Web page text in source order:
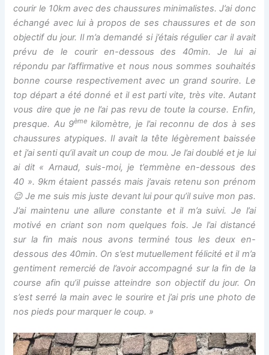
courir le 10km avec des chaussures minimalistes. J’ai donc
échangé avec lui à propos de ses chaussures et de son
objectif du jour. Il m’a demandé si j’étais régulier car il avait
prévu de le courir en-dessous des 40min. Je lui ai
répondu par l’affirmative et nous nous sommes souhaités
bonne course respectivement avec un grand sourire. Le
top départ a été donné et il est parti vite, très vite. Autant
vous dire que je ne l’ai pas revu de toute la course. Enfin,
presque. Au 9ème kilomètre, je l’ai reconnu de dos à ses
chaussures atypiques. Il avait la tête légèrement baissée
et j’ai senti qu’il avait un coup de mou. Je l’ai doublé et je lui
ai dit « Arnaud, suis-moi, je t’emmène en-dessous des
40 ». 9km étaient passés mais j’avais retenu son prénom
😉 Je me suis mis juste devant lui pour qu’il suive mon pas.
J’ai maintenu une allure constante et il m’a suivi. Je l’ai
motivé en criant son nom quelques fois. Je l’ai distancé
sur la fin mais nous avons terminé tous les deux en-
dessous des 40min. On s’est mutuellement félicité et il m’a
gentiment remercié de l’avoir accompagné sur la fin de la
course afin qu’il puisse atteindre son objectif du jour. On
s’est serré la main avec le sourire et j’ai pris une photo de
nos pieds pour marquer le coup. »